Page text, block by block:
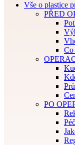
Vše o plastice
PŘED
Co
PO